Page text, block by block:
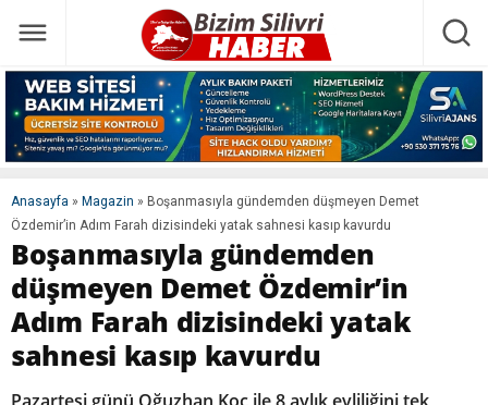
Anasayfa » Magazin » Boşanmasıyla gündemden düşmeyen Demet
Özdemir’in Adım Farah dizisindeki yatak sahnesi kasıp kavurdu
Boşanmasıyla gündemden
düşmeyen Demet Özdemir’in
Adım Farah dizisindeki yatak
sahnesi kasıp kavurdu